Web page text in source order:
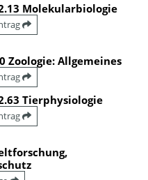
Molekularbiologie
Zoologie: Allgemeines
Tierphysiologie